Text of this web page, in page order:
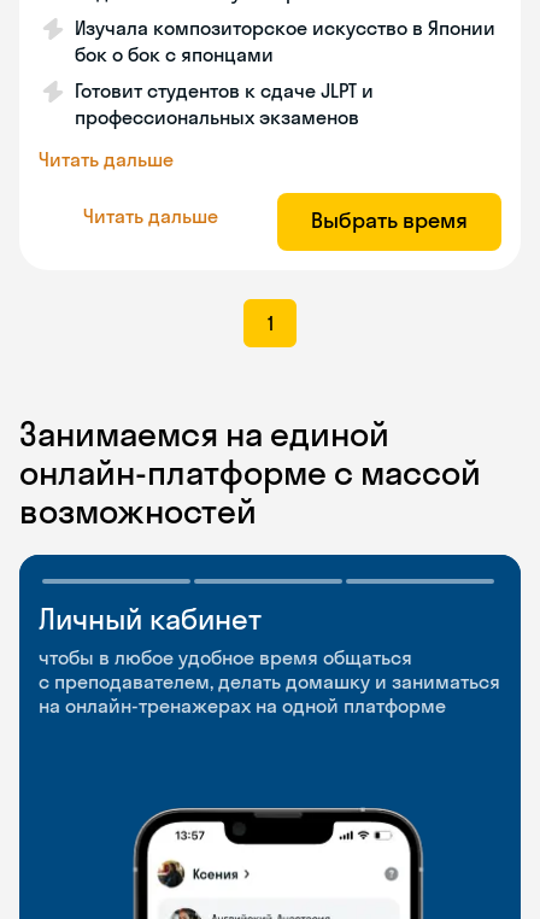
Изучала композиторское искусство в Японии
бок о бок с японцами
Готовит студентов к сдаче JLPT и
профессиональных экзаменов
Читать дальше
Читать дальше Выбрать время
1
Занимаемся на единой
онлайн-платформе с массой
возможностей
Личный кабинет
чтобы в любое удобное время общаться
с преподавателем, делать домашку и заниматься
на онлайн-тренажерах на одной платформе
Мобильное
приложение
чтобы заниматься и изучать новые слова где
и когда удобно
Разговорные клубы
и Talks
Групповые занятия для разговорной практики
и индивидуальные встречи с преподавателями